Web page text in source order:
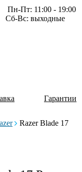
Пн-Пт: 11:00 - 19:00
Сб-Вс: выходные
Гарантии
Razer Blade 17